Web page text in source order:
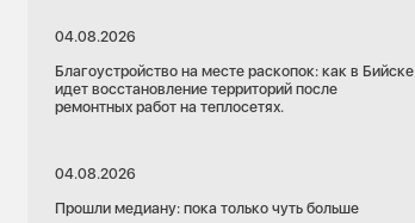
04.08.2026
Благоустройство на месте раскопок: как в Бийске
идет восстановление территорий после
ремонтных работ на теплосетях.
04.08.2026
Прошли медиану: пока только чуть больше